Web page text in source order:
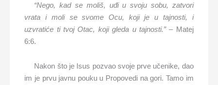
“Nego, kad se moliš, uđi u svoju sobu, zatvori
vrata i moli se svome Ocu, koji je u tajnosti, i
uzvratiće ti tvoj Otac, koji gleda u tajnosti.”– Matej
6:6.
Nakon što je Isus pozvao svoje prve učenike, dao
im je prvu javnu pouku u Propovedi na gori. Tamo im